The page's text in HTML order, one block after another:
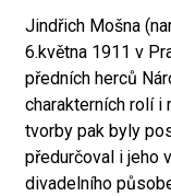
Jindřich Mošna
6.května 1911 v
předních herců
charakterních rolí i
tvorby pak byly
předurčoval i jeho
divadelního